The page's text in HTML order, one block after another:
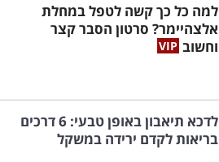
למה כל כך קשה לטפל במחלת
אלצהיימר? סרטון הסבר קצר
וחשוב
לדכא תיאבון באופן טבעי: 6 דרכים
בריאות לקדם ירידה במשקל